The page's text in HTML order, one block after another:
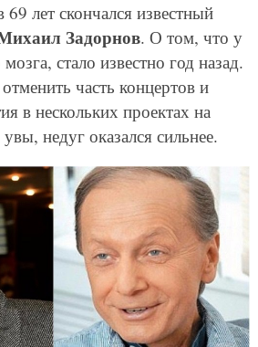
лет скончался известный
Задорнов. О том, что у
стало известно год назад.
часть концертов и
в нескольких проектах на
недуг оказался сильнее.